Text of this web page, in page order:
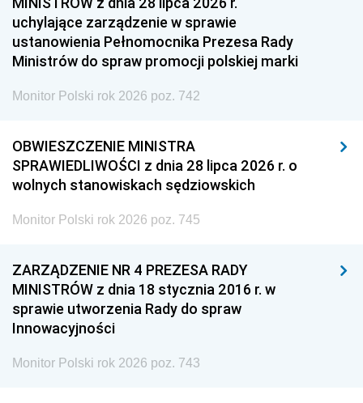
uchylające zarządzenie w sprawie
ustanowienia Pełnomocnika Prezesa Rady
Ministrów do spraw promocji polskiej marki
Monitor Polski rok 2026 poz. 742
OBWIESZCZENIE MINISTRA
SPRAWIEDLIWOŚCI z dnia 28 lipca 2026 r. o
wolnych stanowiskach sędziowskich
Monitor Polski rok 2026 poz. 745
ZARZĄDZENIE NR 4 PREZESA RADY
MINISTRÓW z dnia 18 stycznia 2016 r. w
sprawie utworzenia Rady do spraw
Innowacyjności
Monitor Polski rok 2026 poz. 743